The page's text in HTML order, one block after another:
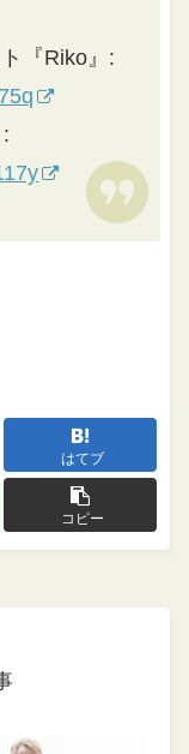
『Riko』:
はてブ
コピー